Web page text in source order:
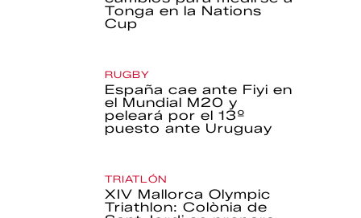
Tonga en la Nations
Cup
RUGBY
España cae ante Fiyi en
el Mundial M20 y
peleará por el 13º
puesto ante Uruguay
TRIATLÓN
XIV Mallorca Olympic
Triathlon: Colònia de